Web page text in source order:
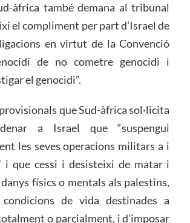
àfrica també demana al tribunal
el compliment per part d’Israel de
en virtut de la Convenció
de no cometre genocidi i
el genocidi”.
que Sud-àfrica sol·licita
a Israel que “suspengui
les seves operacions militars a i
i que cessi i desisteixi de matar i
físics o mentals als palestins,
condicions de vida destinades a
o parcialment, i d’imposar